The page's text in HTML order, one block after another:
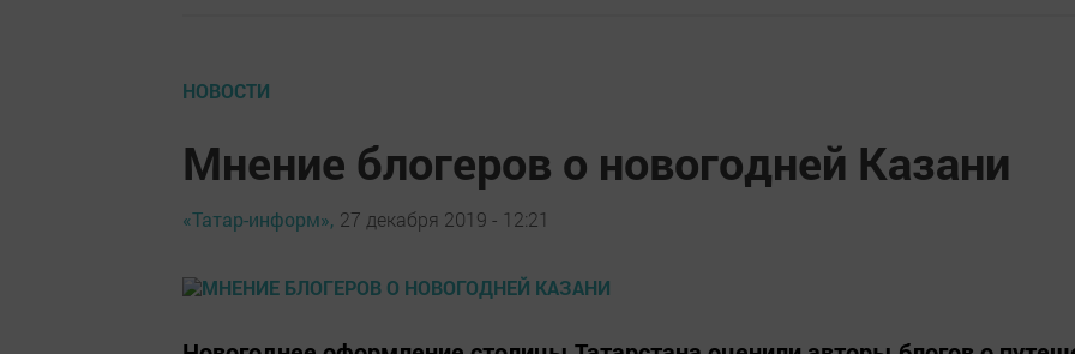
НОВОСТИ
Мнение блогеров о новогодней Казани
«Татар-информ», 27 декабря 2019 - 12:21